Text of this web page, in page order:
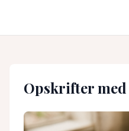
Opskrifter med